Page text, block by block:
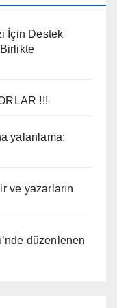
İçin Destek
Birlikte
!!!
yalanlama:
ve yazarların
düzenlenen